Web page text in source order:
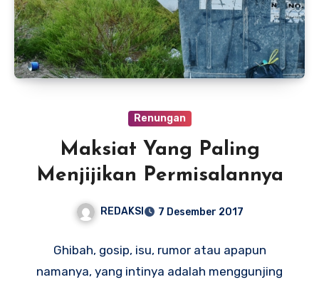
Renungan
Maksiat Yang Paling
Menjijikan Permisalannya
REDAKSI 7 Desember 2017
Ghibah, gosip, isu, rumor atau apapun
namanya, yang intinya adalah menggunjing